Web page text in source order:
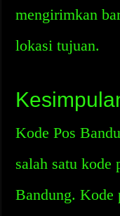
mengirimkan
lokasi tujuan.
Kode Pos
salah satu kode
Bandung.